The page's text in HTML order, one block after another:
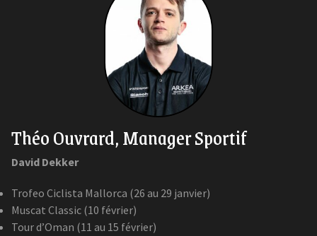
Théo Ouvrard, Manager Sportif
David Dekker
Trofeo Ciclista Mallorca (26 au 29 janvier)
Muscat Classic (10 février)
Tour d’Oman (11 au 15 février)